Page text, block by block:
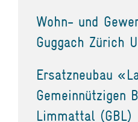
Wohn- und
Guggach Zürich
Ersatzneubau
Gemeinnützigen
Limmattal (GBL)